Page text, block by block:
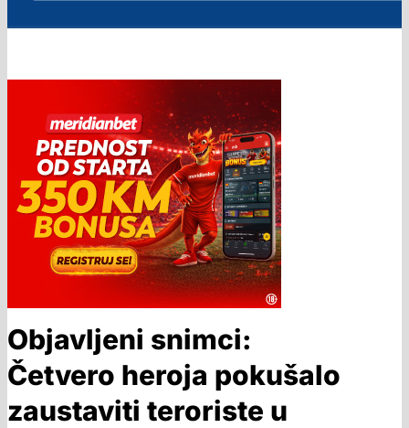
Objavljeni snimci:
Četvero heroja pokušalo
zaustaviti teroriste u